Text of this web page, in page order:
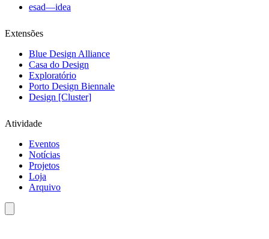
esad—idea
Extensões
Blue Design Alliance
Casa do Design
Exploratório
Porto Design Biennale
Design [Cluster]
Atividade
Eventos
Notícias
Projetos
Loja
Arquivo